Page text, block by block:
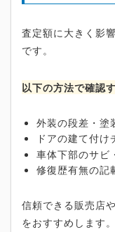
査定額に大きく影
です。
以下の方法で確認
外装の段差・塗
ドアの建て付け
車体下部のサビ
修復歴有無の記
信頼できる販売店
をおすすめします。